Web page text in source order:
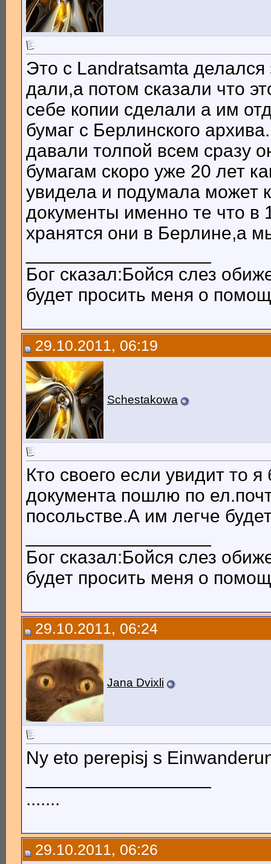
Это с Landratsamta
дали,а потом сказали что
себе копии сделали а им
бумаг с Берлинского
давали толпой всем сразу
бумагам скоро уже 20 лет
увидела и подумала может
документы именно те что в
хранятся они в Берлине,а
Бог сказал:Бойся слез
будет просить меня о
29.10.2011, 06:19
Schestakowa
Кто своего если увидит то
документа пошлю по
посольстве.А им легче
Бог сказал:Бойся слез
будет просить меня о
29.10.2011, 06:24
Jana Dvixli
Ny eto perepisj s
.......
29.10.2011, 06:26